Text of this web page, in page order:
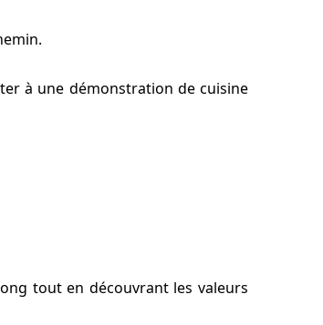
à une démonstration de cuisine
tout en découvrant les valeurs